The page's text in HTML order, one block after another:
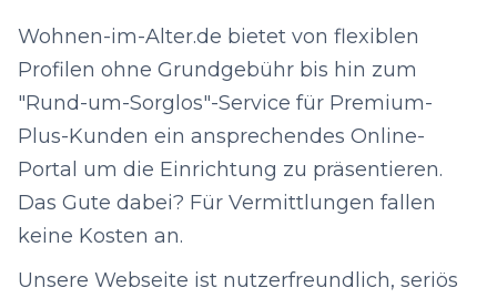
Wohnen-im-Alter.de bietet von flexiblen
Profilen ohne Grundgebühr bis hin zum
"Rund-um-Sorglos"-Service für Premium-
Plus-Kunden ein ansprechendes Online-
Portal um die Einrichtung zu präsentieren.
Das Gute dabei? Für Vermittlungen fallen
keine Kosten an.
Unsere Webseite ist nutzerfreundlich, seriös